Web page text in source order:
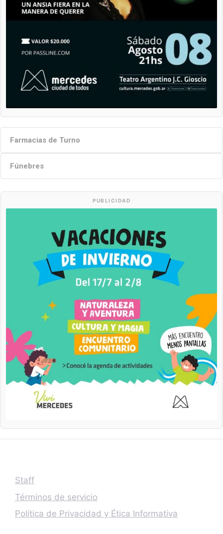
Farmacias de Turno
Fúnebres
PUBLICIDAD
Staff
Términos de servicio
Política de Privacidad y Ética Informativa